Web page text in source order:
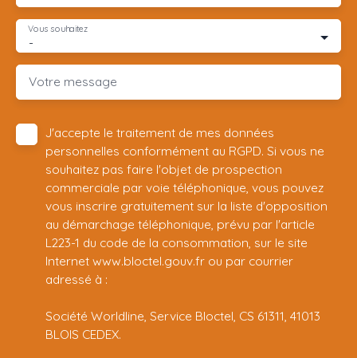
-
Vous souhaitez
Votre message
J'accepte le traitement de mes données
personnelles conformément au RGPD. Si vous ne
souhaitez pas faire l'objet de prospection
commerciale par voie téléphonique, vous pouvez
vous inscrire gratuitement sur la liste d'opposition
au démarchage téléphonique, prévu par l'article
L223-1 du code de la consommation, sur le site
Internet www.bloctel.gouv.fr ou par courrier
adressé à :
Société Worldline, Service Bloctel, CS 61311, 41013
BLOIS CEDEX.